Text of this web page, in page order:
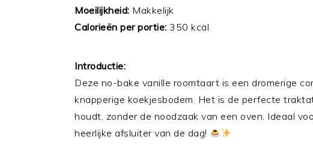
Moeilijkheid: Makkelijk
Calorieën per portie: 350 kcal
Introductie:
Deze no-bake vanille roomtaart is een dromerige
knapperige koekjesbodem. Het is de perfecte
houdt, zonder de noodzaak van een oven. Ideaal
heerlijke afsluiter van de dag!